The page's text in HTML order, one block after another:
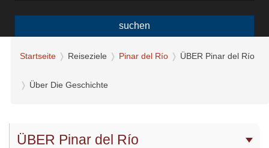
suchen
Startseite Reiseziele Pinar del Río ÜBER Pinar del Río
Über Die Geschichte
ÜBER Pinar del Río